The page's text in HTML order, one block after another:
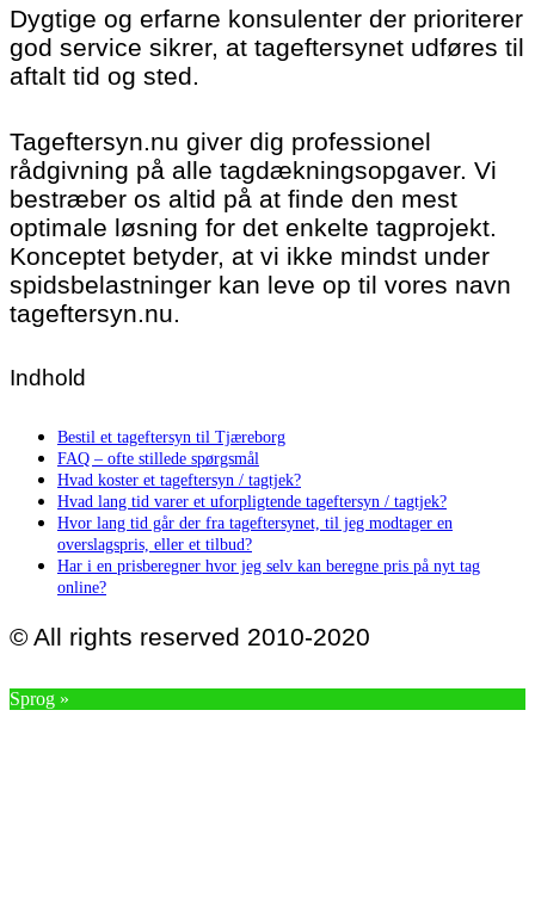
Dygtige og erfarne konsulenter der prioriterer
god service sikrer, at tageftersynet udføres til
aftalt tid og sted.
Tageftersyn.nu giver dig professionel
rådgivning på alle tagdækningsopgaver. Vi
bestræber os altid på at finde den mest
optimale løsning for det enkelte tagprojekt.
Konceptet betyder, at vi ikke mindst under
spidsbelastninger kan leve op til vores navn
tageftersyn.nu.
Indhold
Bestil et tageftersyn til Tjæreborg
FAQ – ofte stillede spørgsmål
Hvad koster et tageftersyn / tagtjek?
Hvad lang tid varer et uforpligtende tageftersyn / tagtjek?
Hvor lang tid går der fra tageftersynet, til jeg modtager en
overslagspris, eller et tilbud?
Har i en prisberegner hvor jeg selv kan beregne pris på nyt tag
online?
© All rights reserved 2010-2020
Sprog »